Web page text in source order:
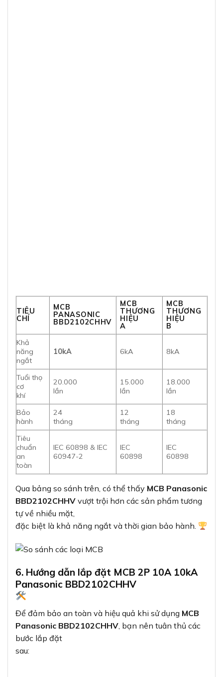
TIÊU
CHÍ
MCB
PANASONIC
BBD2102CHHV
MCB
THƯƠNG
HIỆU
A
MCB
THƯƠNG
HIỆU
B
Khả
năng
ngắt
10kA 6kA 8kA
Tuổi thọ
cơ
khí
20.000
lần
15.000
lần
18.000
lần
Bảo
hành
24
tháng
12
tháng
18
tháng
Tiêu
chuẩn
an
toàn
IEC 60898 & IEC
60947-2
IEC
60898
IEC
60898
Qua bảng so sánh trên, có thể thấy MCB Panasonic
BBD2102CHHV vượt trội hơn các sản phẩm tương
tự về nhiều mặt,
đặc biệt là khả năng ngắt và thời gian bảo hành.
6. Hướng dẫn lắp đặt MCB 2P 10A 10kA
Panasonic BBD2102CHHV
Để đảm bảo an toàn và hiệu quả khi sử dụng MCB
Panasonic BBD2102CHHV , bạn nên tuân thủ các
bước lắp đặt
sau: